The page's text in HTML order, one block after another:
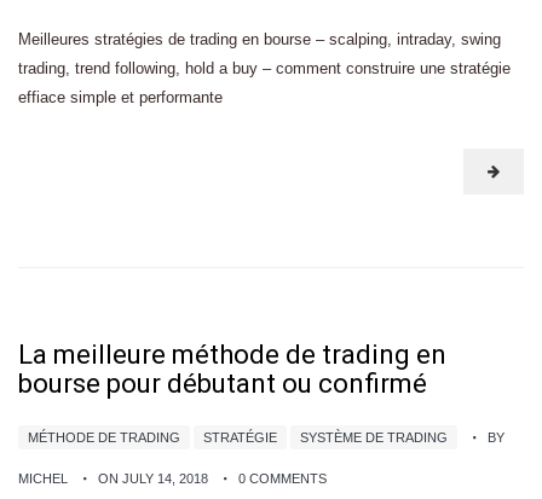
Meilleures stratégies de trading en bourse – scalping, intraday, swing
trading, trend following, hold a buy – comment construire une stratégie
effiace simple et performante
La meilleure méthode de trading en
bourse pour débutant ou confirmé
MÉTHODE DE TRADING STRATÉGIE SYSTÈME DE TRADING BY
MICHEL ON JULY 14, 2018 0 COMMENTS